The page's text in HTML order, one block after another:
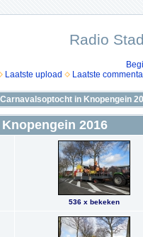
Radio
Laatste upload Laatste
Carnavalsoptocht in Knopengein
2016
536 x bekeken